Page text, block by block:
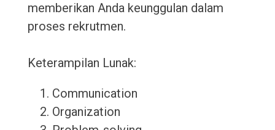
memberikan Anda keunggulan dalam
proses rekrutmen.
Keterampilan Lunak:
Communication
Organization